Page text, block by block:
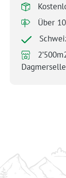
Über